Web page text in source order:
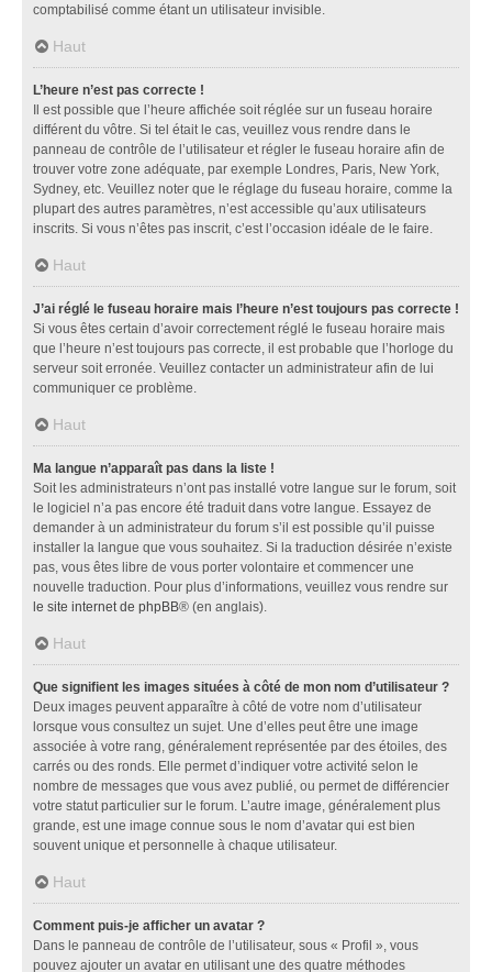
comptabilisé comme étant un utilisateur invisible.
Haut
L’heure n’est pas correcte !
Il est possible que l’heure affichée soit réglée sur un fuseau horaire
différent du vôtre. Si tel était le cas, veuillez vous rendre dans le
panneau de contrôle de l’utilisateur et régler le fuseau horaire afin de
trouver votre zone adéquate, par exemple Londres, Paris, New York,
Sydney, etc. Veuillez noter que le réglage du fuseau horaire, comme la
plupart des autres paramètres, n’est accessible qu’aux utilisateurs
inscrits. Si vous n’êtes pas inscrit, c’est l’occasion idéale de le faire.
Haut
J’ai réglé le fuseau horaire mais l’heure n’est toujours pas correcte !
Si vous êtes certain d’avoir correctement réglé le fuseau horaire mais
que l’heure n’est toujours pas correcte, il est probable que l’horloge du
serveur soit erronée. Veuillez contacter un administrateur afin de lui
communiquer ce problème.
Haut
Ma langue n’apparaît pas dans la liste !
Soit les administrateurs n’ont pas installé votre langue sur le forum, soit
le logiciel n’a pas encore été traduit dans votre langue. Essayez de
demander à un administrateur du forum s’il est possible qu’il puisse
installer la langue que vous souhaitez. Si la traduction désirée n’existe
pas, vous êtes libre de vous porter volontaire et commencer une
nouvelle traduction. Pour plus d’informations, veuillez vous rendre sur
le site internet de phpBB® (en anglais).
Haut
Que signifient les images situées à côté de mon nom d’utilisateur ?
Deux images peuvent apparaître à côté de votre nom d’utilisateur
lorsque vous consultez un sujet. Une d’elles peut être une image
associée à votre rang, généralement représentée par des étoiles, des
carrés ou des ronds. Elle permet d’indiquer votre activité selon le
nombre de messages que vous avez publié, ou permet de différencier
votre statut particulier sur le forum. L’autre image, généralement plus
grande, est une image connue sous le nom d’avatar qui est bien
souvent unique et personnelle à chaque utilisateur.
Haut
Comment puis-je afficher un avatar ?
Dans le panneau de contrôle de l’utilisateur, sous « Profil », vous
pouvez ajouter un avatar en utilisant une des quatre méthodes